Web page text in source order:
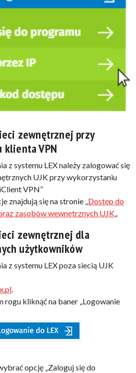
zewnętrznej przy
klienta VPN
z systemu LEX należy zalogować się
UJK przy wykorzystaniu
VPN”
znajdują się na stronie „Dostęp do
zasobów wewnętrznych UJK„
zewnętrznej dla
użytkowników
z systemu LEX poza siecią UJK
.
rogu kliknąć na baner „Logowanie
opcję „Zaloguj się do